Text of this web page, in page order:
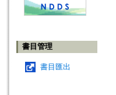
書目管理
書目匯出